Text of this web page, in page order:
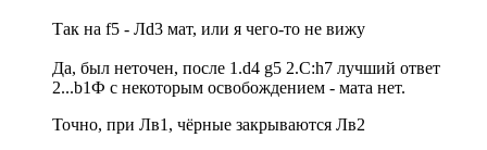
Так на f5 - Лd3 мат, или я чего-то не вижу
Да, был неточен, после 1.d4 g5 2.C:h7 лучший ответ
2...b1Ф c некоторым освобождением - мата нет.
Точно, при Лв1, чёрные закрываются Лв2